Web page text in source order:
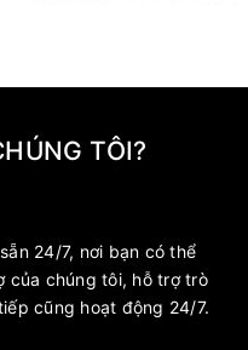
TÔI?
24/7, nơi bạn có thể
của chúng tôi, hỗ trợ trò
cũng hoạt động 24/7.